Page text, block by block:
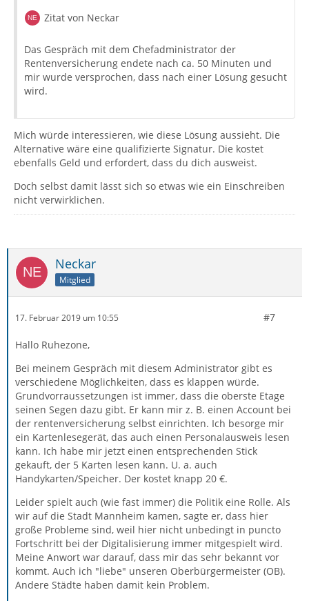
Zitat von Neckar
Das Gespräch mit dem Chefadministrator der
Rentenversicherung endete nach ca. 50 Minuten und
mir wurde versprochen, dass nach einer Lösung gesucht
wird.
Mich würde interessieren, wie diese Lösung aussieht. Die
Alternative wäre eine qualifizierte Signatur. Die kostet
ebenfalls Geld und erfordert, dass du dich ausweist.
Doch selbst damit lässt sich so etwas wie ein Einschreiben
nicht verwirklichen.
Neckar
Mitglied
17. Februar 2019 um 10:55 #7
Hallo Ruhezone,
Bei meinem Gespräch mit diesem Administrator gibt es
verschiedene Möglichkeiten, dass es klappen würde.
Grundvorraussetzungen ist immer, dass die oberste Etage
seinen Segen dazu gibt. Er kann mir z. B. einen Account bei
der rentenversicherung selbst einrichten. Ich besorge mir
ein Kartenlesegerät, das auch einen Personalausweis lesen
kann. Ich habe mir jetzt einen entsprechenden Stick
gekauft, der 5 Karten lesen kann. U. a. auch
Handykarten/Speicher. Der kostet knapp 20 €.
Leider spielt auch (wie fast immer) die Politik eine Rolle. Als
wir auf die Stadt Mannheim kamen, sagte er, dass hier
große Probleme sind, weil hier nicht unbedingt in puncto
Fortschritt bei der Digitalisierung immer mitgespielt wird.
Meine Anwort war darauf, dass mir das sehr bekannt vor
kommt. Auch ich "liebe" unseren Oberbürgermeister (OB).
Andere Städte haben damit kein Problem.